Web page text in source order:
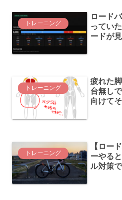
トレーニング
ロード
ってい
ードが
トレーニング
疲れた
台無し
向けて
トレーニング
【ロー
ーやる
ル対策